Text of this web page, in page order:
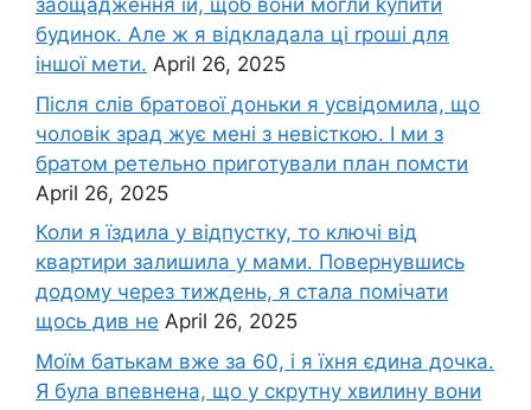
заощадження їй, щоб вони могли kупити
будинок. Але ж я відкладала ці rроші для
іншої мети. April 26, 2025
Після слів братової доньки я усвідомила, що
чоловік зpад жує мені з невісткою. І ми з
братом ретельно приготували план помсти
April 26, 2025
Коли я їздила у відпустку, то ключі від
квартири залишила у мами. Повернувшись
додому через тиждень, я стала помічати
щось див не April 26, 2025
Моїм батькам вже за 60, і я їхня єдина дочка.
Я була впевнена, що у скрутну хвилину вони